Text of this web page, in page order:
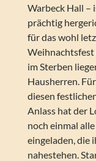
Warbeck Hall –
prächtig
für das wohl
Weihnachtsfest
im Sterben
Hausherren. Für
diesen
Anlass hat der
noch einmal alle
eingeladen, die
nahestehen.